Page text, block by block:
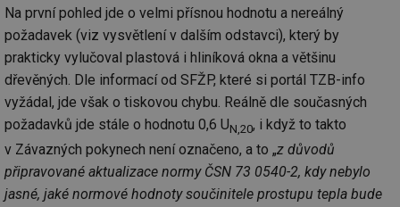
Na první pohled jde o velmi přísnou hodnotu a nereálný
požadavek (viz vysvětlení v dalším odstavci), který by
prakticky vylučoval plastová i hliníková okna a většinu
dřevěných. Dle informací od SFŽP, které si portál TZB-info
vyžádal, jde však o tiskovou chybu. Reálně dle současných
požadavků jde stále o hodnotu 0,6 UN,20, i když to takto
v Závazných pokynech není označeno, a to „z důvodů
připravované aktualizace normy ČSN 73 0540-2, kdy nebylo
jasné, jaké normové hodnoty součinitele prostupu tepla bude